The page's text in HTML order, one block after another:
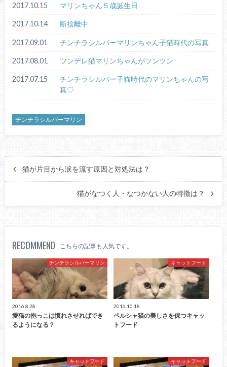
2017.10.15 マリンちゃん５歳誕生日
2017.10.14 断捨離中
2017.09.01 チンチラシルバーマリンちゃん子猫時代の写真
2017.08.01 ツンデレ猫マリンちゃんがツンツン
2017.07.15
チンチラシルバー子猫時代のマリンちゃんの写
真♡
チンチラシルバーマリン
猫が片目から涙を流す原因と対処法は？
猫がなつく人・なつかない人の特徴は？
RECOMMEND こちらの記事も人気です。
チンチラシルバーマリン
2016.8.28
愛猫の抱っこは慣れさせればでき
るようになる？
キャットフード
2016.10.18
ペルシャ猫の美しさを保つキャッ
トフード
キャットフード キャットフード